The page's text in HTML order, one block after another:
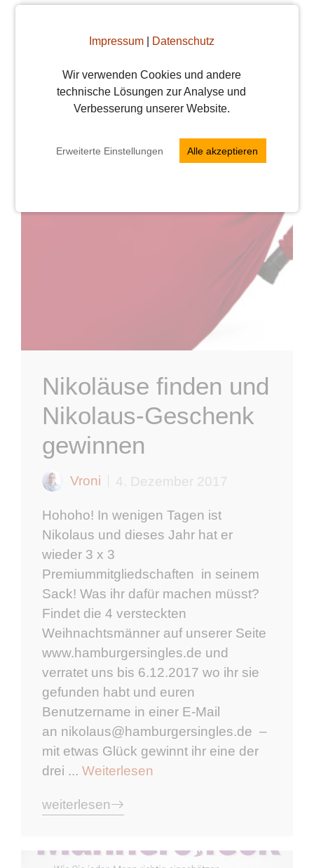
Impressum| Datenschutz
Wir verwenden Cookies und andere
technische Lösungen zur Analyse und
Verbesserung unserer Website.
Erweiterte Einstellungen Alle akzeptieren
Nikoläuse finden und
Nikolaus-Geschenk
gewinnen
Vroni 4. Dezember 2017
Hohoho! In wenigen Tagen ist
Nikolaus und dieses Jahr hat er
wieder 3 x 3
Premiummitgliedschaften in seinem
Sack! Was ihr dafür machen müsst?
Findet die 4 versteckten
Weihnachtsmänner auf unserer Seite
www.hamburgersingles.de und
verratet uns bis 6.12.2017 wo ihr sie
gefunden habt und euren
Benutzername in einer E-Mail
an nikolaus@hamburgersingles.de –
mit etwas Glück gewinnt ihr eine der
drei ... Weiterlesen
weiterlesen